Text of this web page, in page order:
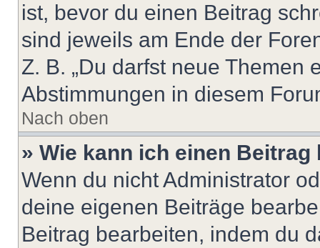
ist, bevor du einen Beitrag
sind jeweils am Ende der
Z. B. „Du darfst neue Themen
Abstimmungen in diesem
Nach oben
» Wie kann ich einen
Wenn du nicht Administrator
deine eigenen Beiträge
Beitrag bearbeiten, indem du